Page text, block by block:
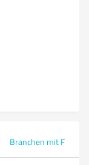
Branchen mit F